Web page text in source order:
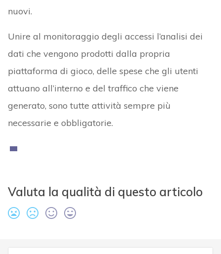
nuovi.
Unire al monitoraggio degli accessi l’analisi dei
dati che vengono prodotti dalla propria
piattaforma di gioco, delle spese che gli utenti
attuano all’interno e del traffico che viene
generato, sono tutte attività sempre più
necessarie e obbligatorie.
Valuta la qualità di questo articolo